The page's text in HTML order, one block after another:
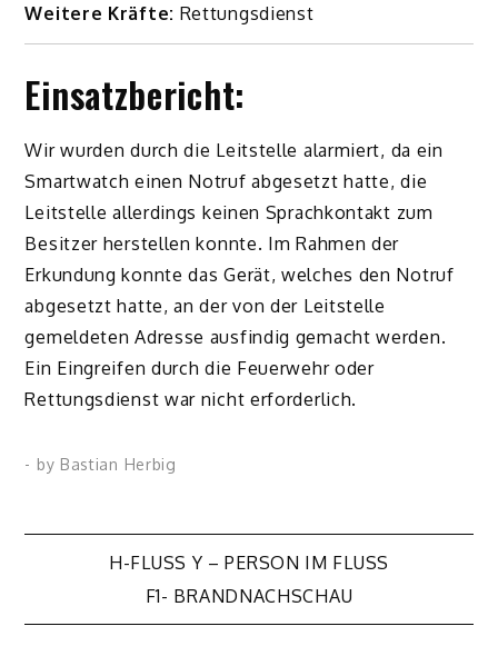
Weitere Kräfte: Rettungsdienst
Einsatzbericht:
Wir wurden durch die Leitstelle alarmiert, da ein
Smartwatch einen Notruf abgesetzt hatte, die
Leitstelle allerdings keinen Sprachkontakt zum
Besitzer herstellen konnte. Im Rahmen der
Erkundung konnte das Gerät, welches den Notruf
abgesetzt hatte, an der von der Leitstelle
gemeldeten Adresse ausfindig gemacht werden.
Ein Eingreifen durch die Feuerwehr oder
Rettungsdienst war nicht erforderlich.
- by Bastian Herbig
Beitragsnavigation
H-FLUSS Y – PERSON IM FLUSS
F1- BRANDNACHSCHAU